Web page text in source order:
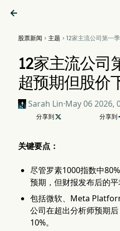

股票新闻  主题  12家主流公司第一
12家主流公司
超预期但股价
Sarah Lin·May 06 2026,
分享到  分享到
关键要点：
尽管罗素1000指数中
预期，但财报发布后的平
包括微软、Meta
公司在超出分析师预期
10%。